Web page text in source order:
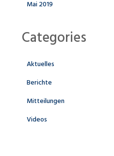
Mai 2019
Categories
Aktuelles
Berichte
Mitteilungen
Videos